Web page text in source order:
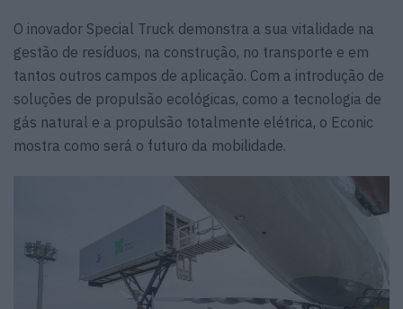
O inovador Special Truck demonstra a sua vitalidade na
gestão de resíduos, na construção, no transporte e em
tantos outros campos de aplicação. Com a introdução de
soluções de propulsão ecológicas, como a tecnologia de
gás natural e a propulsão totalmente elétrica, o Econic
mostra como será o futuro da mobilidade.